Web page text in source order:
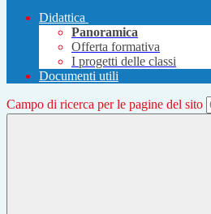
Didattica
Panoramica
Offerta formativa
I progetti delle classi
Documenti utili
Campo di ricerca per le pagine del sito